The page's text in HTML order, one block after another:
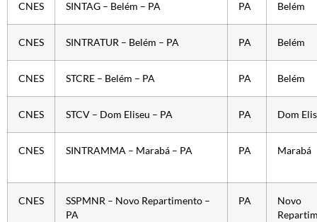
CNES SINTAG – Belém – PA PA Belém
CNES SINTRATUR – Belém – PA PA Belém
CNES STCRE – Belém – PA PA Belém
CNES STCV – Dom Eliseu – PA PA Dom
CNES SINTRAMMA – Marabá – PA PA Marabá
CNES
SSPMNR – Novo Repartimento –
PA
PA
Novo